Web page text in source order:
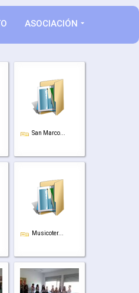
ASOCIACIÓN
San Marco...
Musicoter...